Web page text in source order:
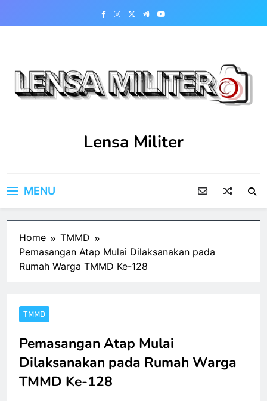
Lensa Militer
MENU
Home
TMMD
Pemasangan Atap Mulai Dilaksanakan pada
Rumah Warga TMMD Ke-128
TMMD
Pemasangan Atap Mulai
Dilaksanakan pada Rumah Warga
TMMD Ke-128